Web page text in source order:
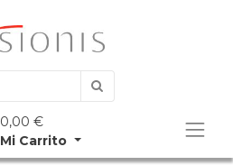
0,00 €
Mi Carrito